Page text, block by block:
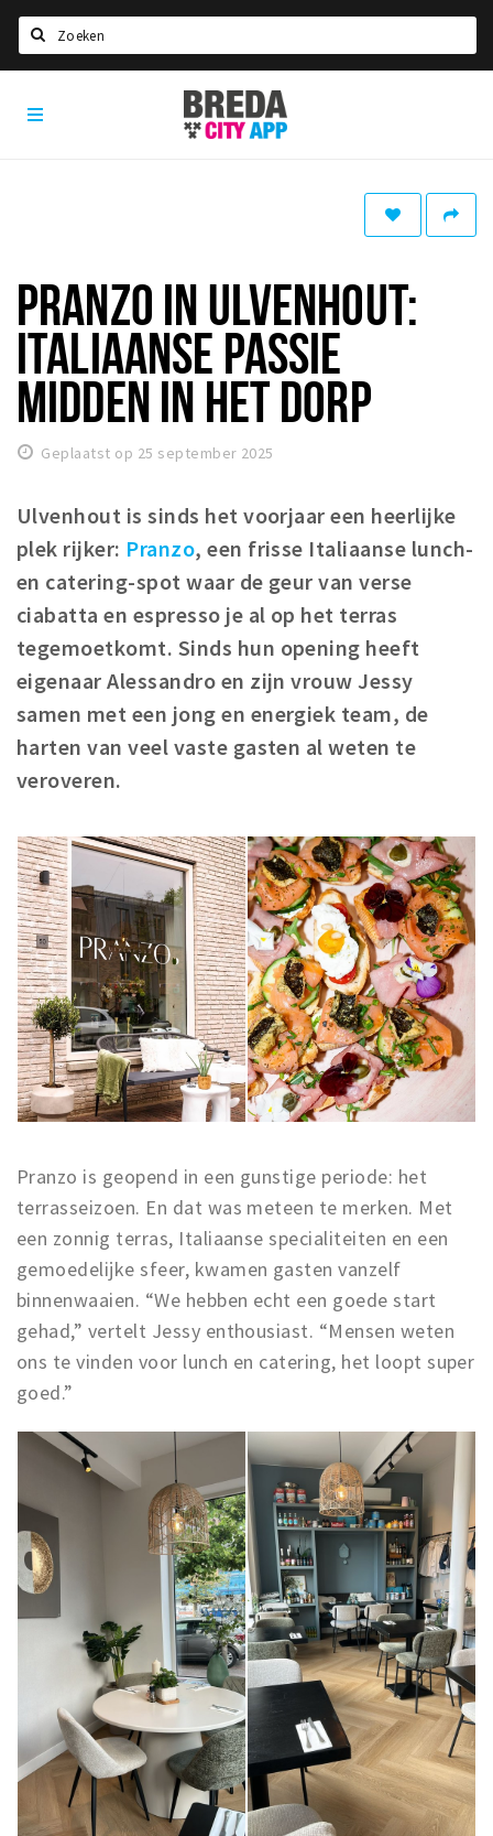
Home
Eten
Drinken
Slapen
Winkelgebieden
Parkeren
Bezienswaardigheden
Musea, theaters & podia
Uitjes & activiteiten
Toeristische routes
Natuurgebieden
Baroniepoorten
Privacy
Inloggen
Breda
City
App
PRANZO IN ULVENHOUT:
ITALIAANSE PASSIE
MIDDEN IN HET DORP
Geplaatst op 25 september 2025
Ulvenhout is sinds het voorjaar een heerlijke
plek rijker: Pranzo, een frisse Italiaanse lunch-
en catering-spot waar de geur van verse
ciabatta en espresso je al op het terras
tegemoetkomt. Sinds hun opening heeft
eigenaar Alessandro en zijn vrouw Jessy
samen met een jong en energiek team, de
harten van veel vaste gasten al weten te
veroveren.
Pranzo is geopend in een gunstige periode: het
terrasseizoen. En dat was meteen te merken. Met
een zonnig terras, Italiaanse specialiteiten en een
gemoedelijke sfeer, kwamen gasten vanzelf
binnenwaaien. “We hebben echt een goede start
gehad,” vertelt Jessy enthousiast. “Mensen weten
ons te vinden voor lunch en catering, het loopt super
goed.”